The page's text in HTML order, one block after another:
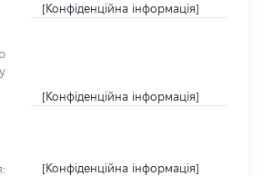
[Конфіденційна інформація]
[Конфіденційна інформація]
[Конфіденційна інформація]